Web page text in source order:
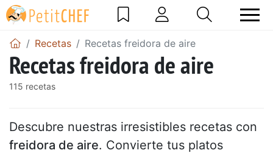
Recetas Recetas freidora de aire
Recetas freidora de aire
115 recetas
Descubre nuestras irresistibles recetas con
freidora de aire. Convierte tus platos